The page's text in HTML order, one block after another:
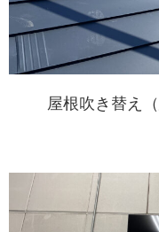
屋根吹き替え